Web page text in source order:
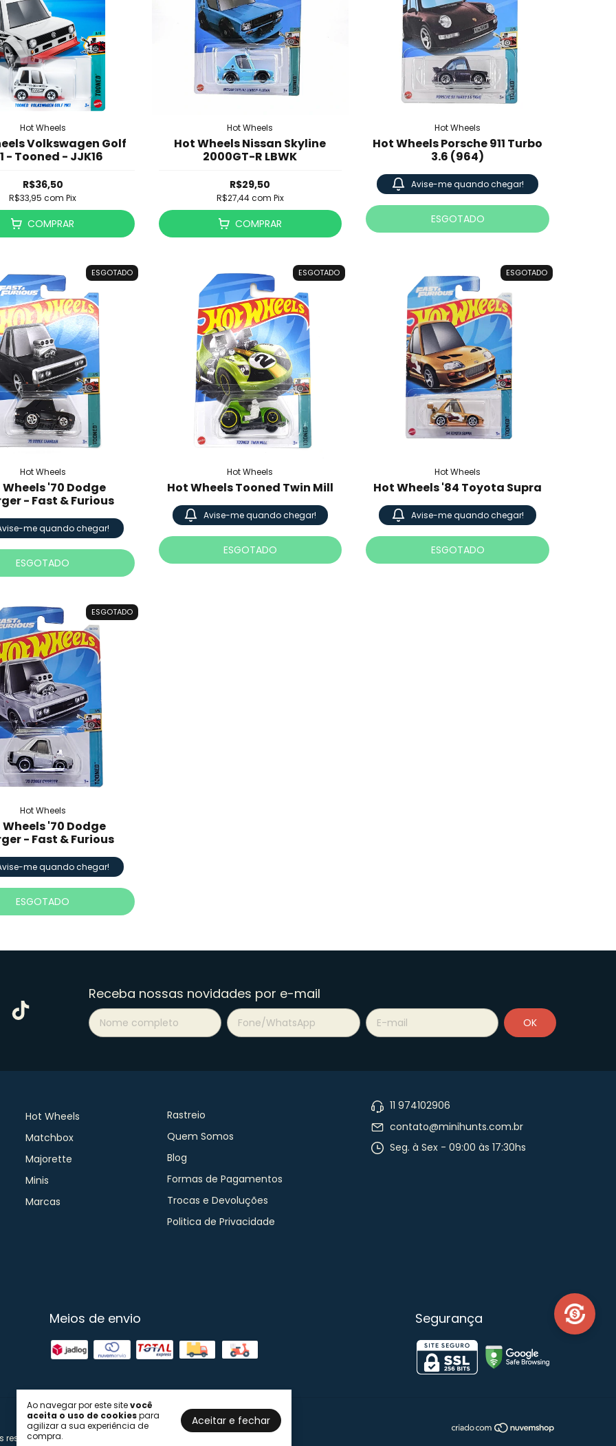
Ao navegar por este sitevocê
aceita o uso de cookiespara
agilizar a sua experiência de
compra.
Aceitar e fechar
Hot Wheels
Volkswagen Golf
- Tooned - JJK16
R$36,50
R$33,95com Pix
COMPRAR
Hot Wheels
Hot Wheels Nissan Skyline
2000GT-R LBWK
R$29,50
R$27,44com Pix
COMPRAR
Hot Wheels
Hot Wheels Porsche 911 Turbo
3.6 (964)
Avise-me quando chegar!
ESGOTADO
ESGOTADO
Hot Wheels
'70 Dodge
- Fast & Furious
me quando chegar!
ESGOTADO
ESGOTADO
Hot Wheels
Hot Wheels Tooned Twin Mill
Avise-me quando chegar!
ESGOTADO
ESGOTADO
Hot Wheels
Hot Wheels '84 Toyota Supra
Avise-me quando chegar!
ESGOTADO
ESGOTADO
Hot Wheels
'70 Dodge
- Fast & Furious
me quando chegar!
ESGOTADO
Receba nossas novidades por e-mail
Hot Wheels
Matchbox
Majorette
Minis
Marcas
Rastreio
Quem Somos
Blog
Formas de Pagamentos
Trocas e Devoluções
Politica de Privacidade
11 974102906
contato@minihunts.com.br
Seg. à Sex - 09:00 às 17:30hs
Meios de envio Segurança
reservados.